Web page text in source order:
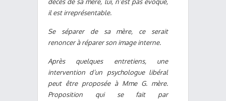
il est irreprésentable.
Se séparer de sa mère, ce serait
renoncer à réparer son image interne.
Après quelques entretiens, une
intervention d’un psychologue libéral
peut être proposée à Mme G. mère.
Proposition qui se fait par